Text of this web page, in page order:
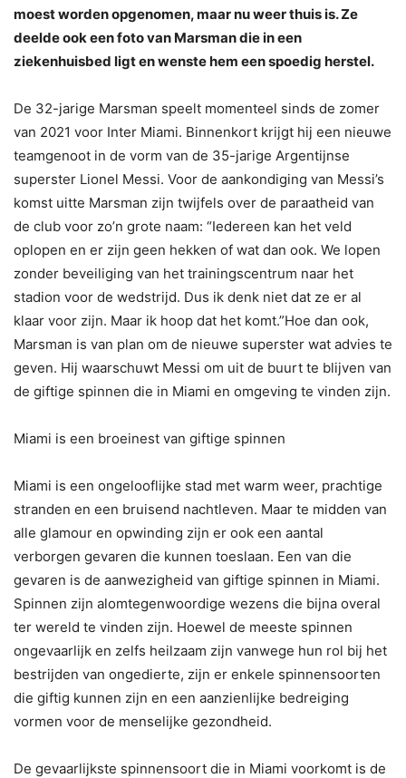
moest worden opgenomen, maar nu weer thuis is. Ze
deelde ook een foto van Marsman die in een
ziekenhuisbed ligt en wenste hem een spoedig herstel.
De 32-jarige Marsman speelt momenteel sinds de zomer
van 2021 voor Inter Miami. Binnenkort krijgt hij een nieuwe
teamgenoot in de vorm van de 35-jarige Argentijnse
superster Lionel Messi. Voor de aankondiging van Messi’s
komst uitte Marsman zijn twijfels over de paraatheid van
de club voor zo’n grote naam: “Iedereen kan het veld
oplopen en er zijn geen hekken of wat dan ook. We lopen
zonder beveiliging van het trainingscentrum naar het
stadion voor de wedstrijd. Dus ik denk niet dat ze er al
klaar voor zijn. Maar ik hoop dat het komt.”Hoe dan ook,
Marsman is van plan om de nieuwe superster wat advies te
geven. Hij waarschuwt Messi om uit de buurt te blijven van
de giftige spinnen die in Miami en omgeving te vinden zijn.
Miami is een broeinest van giftige spinnen
Miami is een ongelooflijke stad met warm weer, prachtige
stranden en een bruisend nachtleven. Maar te midden van
alle glamour en opwinding zijn er ook een aantal
verborgen gevaren die kunnen toeslaan. Een van die
gevaren is de aanwezigheid van giftige spinnen in Miami.
Spinnen zijn alomtegenwoordige wezens die bijna overal
ter wereld te vinden zijn. Hoewel de meeste spinnen
ongevaarlijk en zelfs heilzaam zijn vanwege hun rol bij het
bestrijden van ongedierte, zijn er enkele spinnensoorten
die giftig kunnen zijn en een aanzienlijke bedreiging
vormen voor de menselijke gezondheid.
De gevaarlijkste spinnensoort die in Miami voorkomt is de